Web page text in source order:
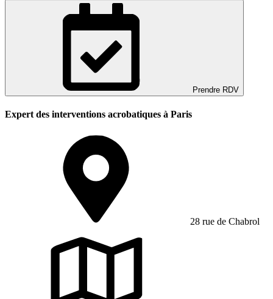
Prendre RDV
Expert des interventions acrobatiques à Paris
28 rue de Chabrol